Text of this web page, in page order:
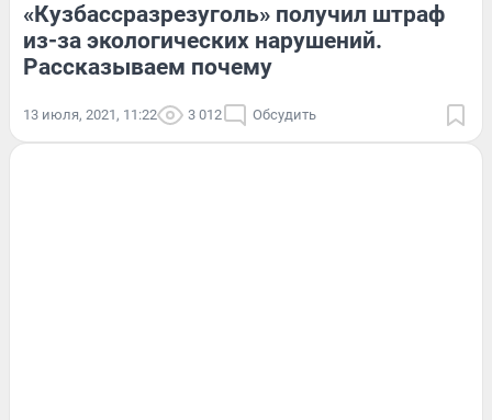
«Кузбассразрезуголь» получил штраф
из-за экологических нарушений.
Рассказываем почему
13 июля, 2021, 11:22 3 012 Обсудить